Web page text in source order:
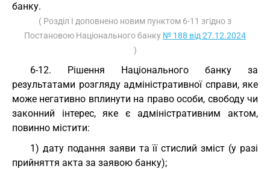
банку.
( Розділ I доповнено новим пунктом 6-11 згідно з
Постановою Національного банку № 188 від 27.12.2024
)
6-12. Рішення Національного банку за
результатами розгляду адміністративної справи, яке
може негативно вплинути на право особи, свободу чи
законний інтерес, яке є адміністративним актом,
повинно містити:
1) дату подання заяви та її стислий зміст (у разі
прийняття акта за заявою банку);